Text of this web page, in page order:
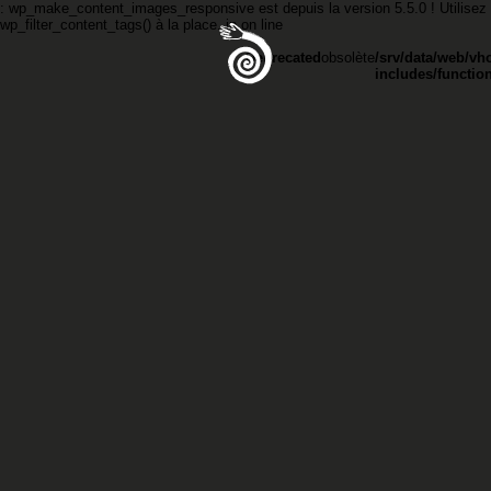
: wp_make_content_images_responsive est depuis la version 5.5.0 ! Utilisez
wp_filter_content_tags() à la place. inon line
Deprecated obsolète/srv/data/web/
includes/